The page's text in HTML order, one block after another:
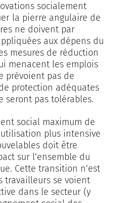
socialement
la pierre angulaire de
ne doivent par
aux dépens du
mesures de réduction
menacent les emplois
prévoient pas de
protection adéquates
seront pas tolérables.
social maximum de
plus intensive
doit être
sur l’ensemble du
Cette transition n’est
travailleurs se voient
dans le secteur (y